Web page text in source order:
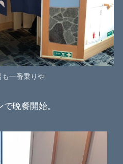
も一番乗りや
晩餐開始。